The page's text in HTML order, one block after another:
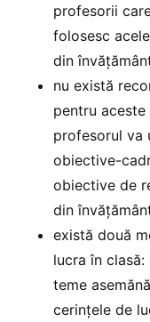
profesorii
folosesc
din
nu există
pentru
profesorul va
obiective-
obiective de
din
există două
lucra în
teme
cerinţele de